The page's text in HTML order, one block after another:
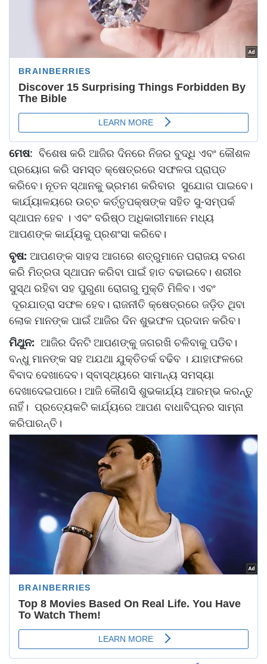
ମେଷ: ବିଶେଷ କରି ଆଜିର ଦିନରେ ନିଜର ବୁଦ୍ଧି ଏବଂ କୌଶଳ
ପ୍ରୟୋଗ କରି ସମସ୍ତ କ୍ଷେତ୍ରରେ ସଫଳତା ପ୍ରାପ୍ତ
କରିବେ। ନୂତନ ସ୍ଥାନକୁ ଭ୍ରମଣ କରିବାର ସୁଯୋଗ ପାଇବେ।
କାର୍ଯ୍ୟାଳୟରେ ଉଚ୍ଚ କର୍ତ୍ତୃପକ୍ଷଙ୍କ ସହିତ ସୁ-ସମ୍ପର୍କ
ସ୍ଥାପନ ହେବ । ଏବଂ ବରିଷ୍ଠ ଅଧିକାରୀମାନେ ମଧ୍ୟ
ଆପଣଙ୍କ କାର୍ଯ୍ୟକୁ ପ୍ରଶଂସା କରିବେ।
ବୃଷ: ଆପଣଙ୍କ ସାହସ ଆଗରେ ଶତ୍ରୁମାନେ ପରାଜୟ ବରଣ
କରି ମିତ୍ରତା ସ୍ଥାପନ କରିବା ପାଇଁ ହାତ ବଢାଇବେ। ଶରୀର
ସୁସ୍ଥ ରହିବା ସହ ପୁରୁଣା ରୋଗରୁ ମୁକ୍ତି ମିଳିବ। ଏବଂ
ଦୂରଯାତ୍ରା ସଫଳ ହେବ। ରାଜନୀତି କ୍ଷେତ୍ରରେ ଜଡି଼ତ ଥିବା
ଲୋକ ମାନଙ୍କ ପାଇଁ ଆଜିର ଦିନ ଶୁଭଫଳ ପ୍ରଦାନ କରିବ।
ମିଥୁନ: ଆଜିର ଦିନଟି ଆପଣଙ୍କୁ ଜଗରଖି ଚଳିବାକୁ ପଡିବ।
ବନ୍ଧୁ ମାନଙ୍କ ସହ ଅଯଥା ଯୁକ୍ତିତର୍କ ବଢିବ । ଯାହାଫଳରେ
ବିବାଦ ଦେଖାଦେବ। ସ୍ବାସ୍ଥ୍ୟରେ ସାମାନ୍ୟ ସମସ୍ୟା
ଦେଖାଦେଇପାରେ। ଆଜି କୌଣସି ଶୁଭକାର୍ଯ୍ୟ ଆରମ୍ଭ କରନ୍ତୁ
ନାହିଁ। ପ୍ରତ୍ୟେକଟି କାର୍ଯ୍ୟରେ ଆପଣ ବାଧାବିଘ୍ନର ସାମ୍ନା
କରିପାରନ୍ତି।